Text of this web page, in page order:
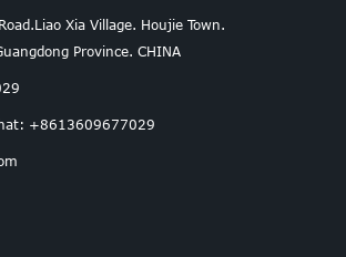
Xia Village. Houjie Town.
Province. CHINA
+8613609677029